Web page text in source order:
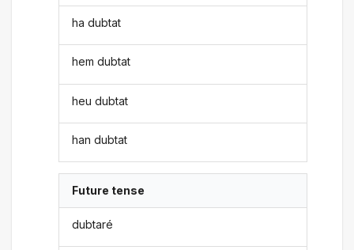
ha dubtat
hem dubtat
heu dubtat
han dubtat
Future tense
dubtaré